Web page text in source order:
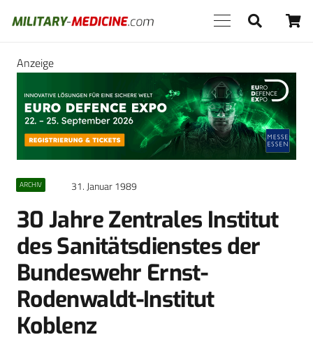
Anzeige
ARCHIV 31. Januar 1989
30 Jahre Zentrales Institut
des Sanitätsdienstes der
Bundeswehr Ernst-
Rodenwaldt-Institut
Koblenz